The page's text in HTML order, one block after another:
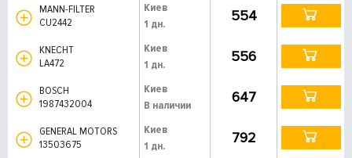
MANN-FILTER
CU2442
Киев
1 дн.
554
KNECHT
LA472
Киев
1 дн.
556
BOSCH
1987432004
Киев
В наличии
647
GENERAL MOTORS
13503675
Киев
1 дн.
792